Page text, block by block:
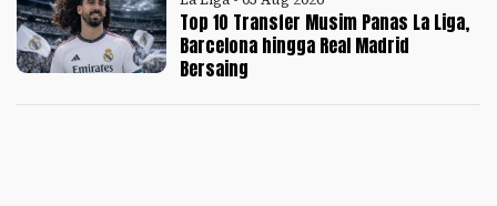
Top 10 Transfer Musim Panas La Liga,
Barcelona hingga Real Madrid
Bersaing